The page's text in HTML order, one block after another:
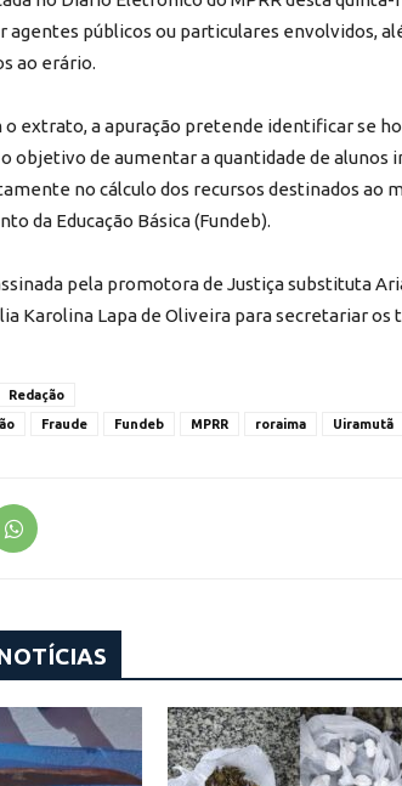
agentes públicos ou particulares envolvidos,
ao erário.
o extrato, a apuração pretende identificar se
objetivo de aumentar a quantidade de alunos
no cálculo dos recursos destinados ao
da Educação Básica (Fundeb).
pela promotora de Justiça substituta
Karolina Lapa de Oliveira para secretariar os
Redação
Fraude Fundeb MPRR roraima Uiramutã